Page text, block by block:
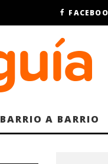
BARRIO A BARRIO